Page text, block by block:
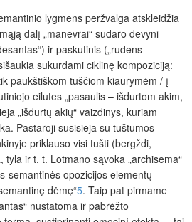
lygmens peržvalga atskleidžia
dalį „manevrai“ sudaro devyni
ir paskutinis („rudens
sukurdami ciklinę kompoziciją:
paukštiškom tuščiom kiaurymėm / į
eilutes „pasaulis – išdurtom akim,
„išdurtų akių“ vaizdinys, kuriam
Pastaroji susisieja su tuštumos
priklauso visi tušti (bergždi,
ir t. t. Lotmano sąvoka „archisema“
semantinės opozicijos elementų
dėmę“5. Taip pat pirmame
nustatoma ir pabrėžto